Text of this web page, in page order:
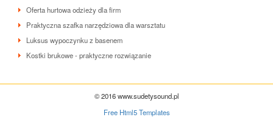
Oferta hurtowa odzieży dla firm
Praktyczna szafka narzędziowa dla warsztatu
Luksus wypoczynku z basenem
Kostki brukowe - praktyczne rozwiązanie
© 2016 www.sudetysound.pl
Free Html5 Templates